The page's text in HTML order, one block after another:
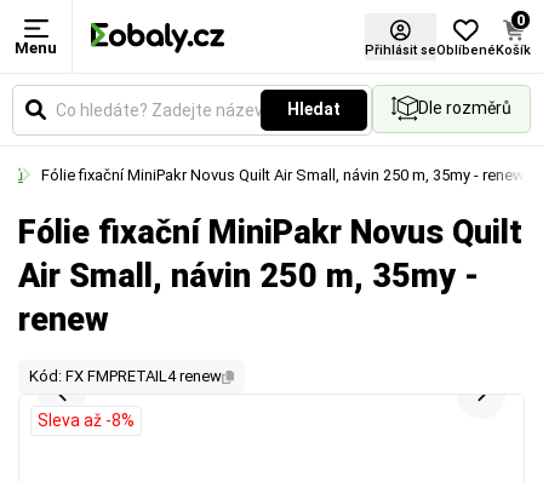
Menu Přihlásit seOblíbené
0
Košík
Hledat Dle rozměrů
Fólie fixační MiniPakr Novus Quilt Air Small, návin 250 m, 35my - renew
Fólie fixační MiniPakr Novus Quilt
Air Small, návin 250 m, 35my -
renew
Kód: FX FMPRETAIL4 renew
Sleva až -8%